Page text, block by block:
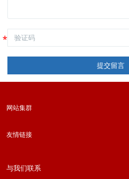
提交留言
网站集群
友情链接
与我们联系